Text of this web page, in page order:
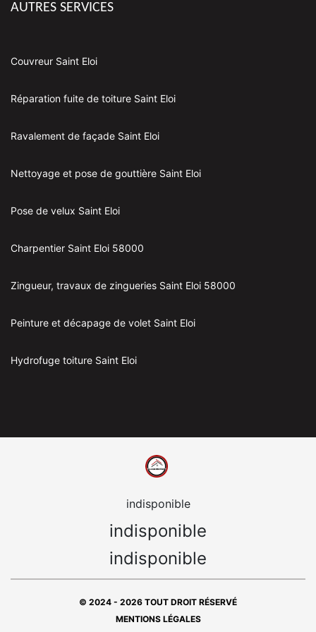
AUTRES SERVICES
Couvreur Saint Eloi
Réparation fuite de toiture Saint Eloi
Ravalement de façade Saint Eloi
Nettoyage et pose de gouttière Saint Eloi
Pose de velux Saint Eloi
Charpentier Saint Eloi 58000
Zingueur, travaux de zingueries Saint Eloi 58000
Peinture et décapage de volet Saint Eloi
Hydrofuge toiture Saint Eloi
indisponible
indisponible
indisponible
© 2024 - 2026 TOUT DROIT RÉSERVÉ
MENTIONS LÉGALES